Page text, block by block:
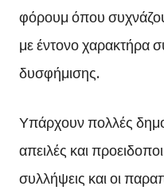
φόρουμ όπου
με έντονο χαρακτήρα
δυσφήμισης.
Υπάρχουν πολλές
απειλές και
συλλήψεις και οι